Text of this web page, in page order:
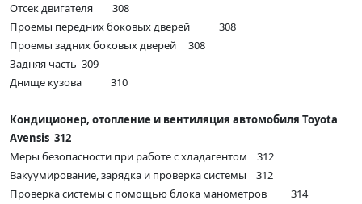
Отсек двигателя 308
Проемы передних боковых дверей 308
Проемы задних боковых дверей 308
Задняя часть 309
Днище кузова 310
Кондиционер, отопление и вентиляция автомобиля Toyota
Avensis 312
Меры безопасности при работе с хладагентом 312
Вакуумирование, зарядка и проверка системы 312
Проверка системы с помощью блока манометров 314